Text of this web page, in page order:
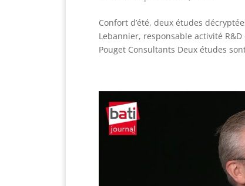
Confort d’été, deux études
Lebannier, responsable activité
Pouget Consultants Deux études